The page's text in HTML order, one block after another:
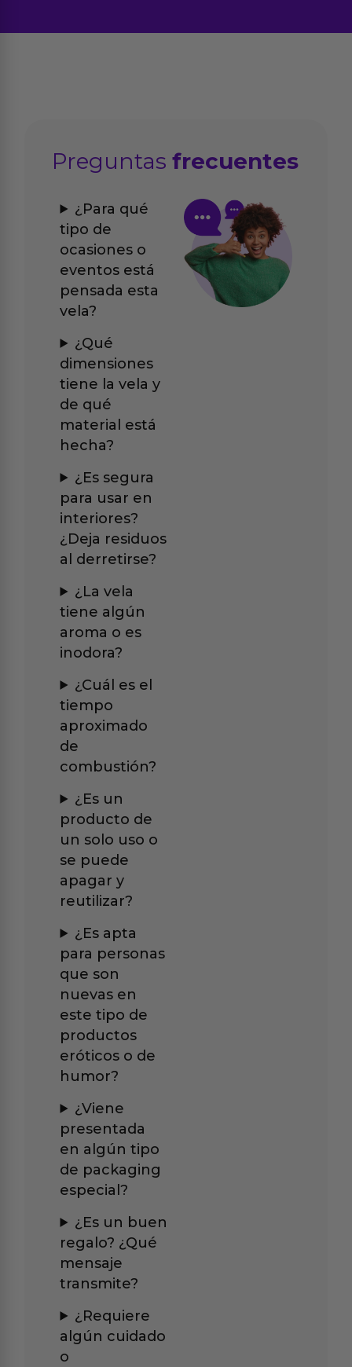
Preguntasfrecuentes
¿Para qué
tipo de
ocasiones o
eventos está
pensada esta
vela?
¿Qué
dimensiones
tiene la vela y
de qué
material está
hecha?
¿Es segura
para usar en
interiores?
¿Deja residuos
al derretirse?
¿La vela
tiene algún
aroma o es
inodora?
¿Cuál es el
tiempo
aproximado
de
combustión?
¿Es un
producto de
un solo uso o
se puede
apagar y
reutilizar?
¿Es apta
para personas
que son
nuevas en
este tipo de
productos
eróticos o de
humor?
¿Viene
presentada
en algún tipo
de packaging
especial?
¿Es un buen
regalo? ¿Qué
mensaje
transmite?
¿Requiere
algún cuidado
o